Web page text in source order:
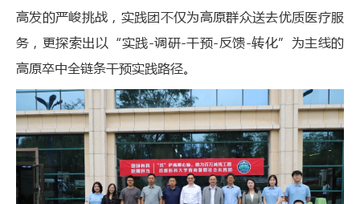
高发的严峻挑战，实践团不仅为高原群众送去优质医疗服
务，更探索出以“实践-调研-干预-反馈-转化”为主线的
高原卒中全链条干预实践路径。